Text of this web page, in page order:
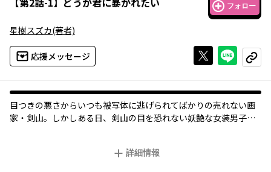
フォロー
星樹スズカ(著者)
応援メッセージ Xで投稿する
ライン
コピー
目つきの悪さからいつも被写体に逃げられてばかりの売れない画
家・剣山。しかしある日、剣山の目を恐れない妖艶な女装男子の
妖艶な女装男子×大正ロマン×恋愛譚!!
詳細情報